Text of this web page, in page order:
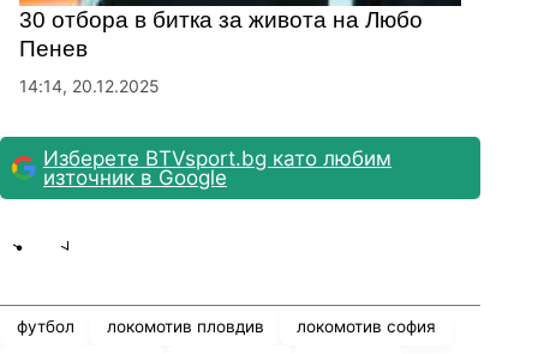
30 отбора в битка за живота на Любо
Пенев
14:14, 20.12.2025
Изберете BTVsport.bg като любим
източник в Google
футбол локомотив пловдив локомотив софия